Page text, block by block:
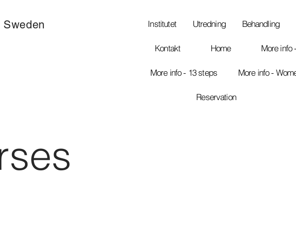
Institutet Utredning Behandling
Kontakt Home More info
More info - 13 steps More info -
Reservation